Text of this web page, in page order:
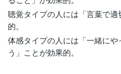
聴覚タイプの人には「言葉で
的。
体感タイプの人には「一緒に
う」ことが効果的。